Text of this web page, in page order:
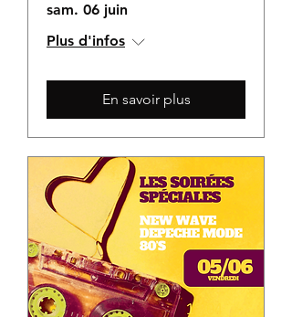
sam. 06 juin
Plus d'infos
En savoir plus